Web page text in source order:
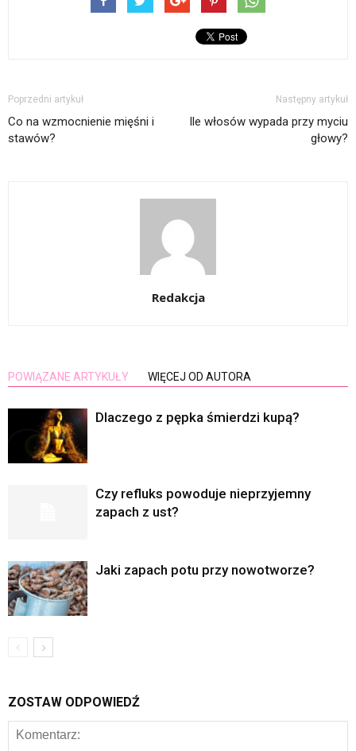
Poprzedni artykuł
Co na wzmocnienie mięśni i
stawów?
Następny artykuł
Ile włosów wypada przy myciu
głowy?
Redakcja
POWIĄZANE ARTYKUŁY WIĘCEJ OD AUTORA
Dlaczego z pępka śmierdzi kupą?
Czy refluks powoduje nieprzyjemny
zapach z ust?
Jaki zapach potu przy nowotworze?
ZOSTAW ODPOWIEDŹ